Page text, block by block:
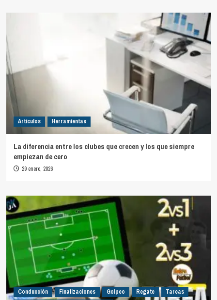
Artículos Herramientas
La diferencia entre los clubes que crecen y los que siempre
empiezan de cero
29 enero, 2026
Conducción Finalizaciones Golpeo Regate
Tareas